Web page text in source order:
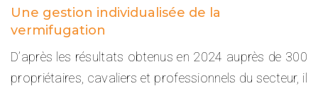
Une gestion individualisée de la
vermifugation
D’après les résultats obtenus en 2024 auprès de 300
propriétaires, cavaliers et professionnels du secteur, il